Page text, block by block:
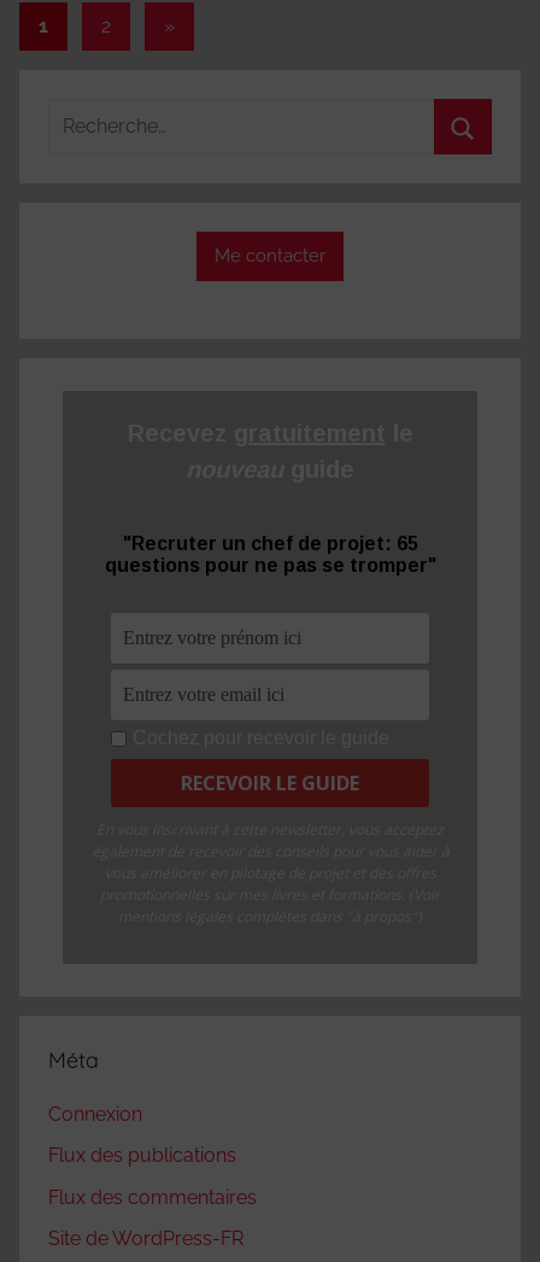
Pagination
publications
1 2
Articles
suivants
»
Recherche
Me contacter
"Recruter un chef de projet: 65
questions pour ne pas se tromper"
Méta
Connexion
Flux des publications
Flux des commentaires
Site de WordPress-FR